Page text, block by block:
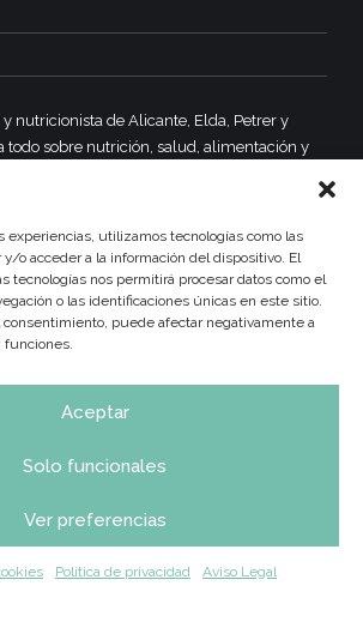
experiencias, utilizamos tecnologías como las
y/o acceder a la información del dispositivo. El
tecnologías nos permitirá procesar datos como el
o las identificaciones únicas en este sitio.
consentimiento, puede afectar negativamente a
funciones.
Aceptar
Solo funcionales
Ver preferencias
Política de privacidad Aviso Legal
y nutricionista de Alicante, Elda, Petrer y
todo sobre nutrición, salud, alimentación y